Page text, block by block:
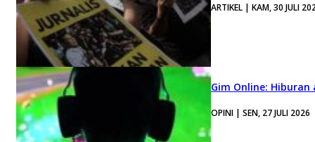
ARTIKEL | KAM, 30 JULI
Gim Online:
OPINI | SEN, 27 JULI 2026